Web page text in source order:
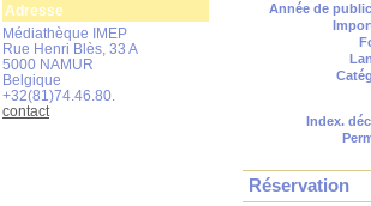
Année de
Index.
Réservation
Adresse
Médiathèque IMEP
Rue Henri Blès, 33 A
5000 NAMUR
Belgique
+32(81)74.46.80.
contact